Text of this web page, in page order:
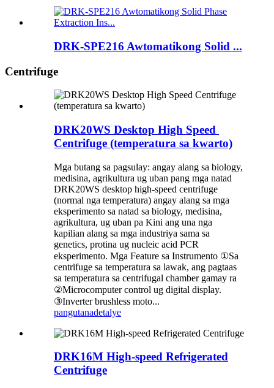
DRK-SPE216 Awtomatikong Solid ...
Centrifuge
DRK20WS Desktop High Speed ​​​​
Centrifuge (temperatura sa kwarto)
Mga butang sa pagsulay: angay alang sa biology,
medisina, agrikultura ug uban pang mga natad
DRK20WS desktop high-speed centrifuge
(normal nga temperatura) angay alang sa mga
eksperimento sa natad sa biology, medisina,
agrikultura, ug uban pa Kini ang una nga
kapilian alang sa mga industriya sama sa
genetics, protina ug nucleic acid PCR
eksperimento. Mga Feature sa Instrumento ①Sa
centrifuge sa temperatura sa lawak, ang pagtaas
sa temperatura sa centrifugal chamber gamay ra
②Microcomputer control ug digital display.
③Inverter brushless moto...
pangutanadetalye
DRK16M High-speed Refrigerated
Centrifuge